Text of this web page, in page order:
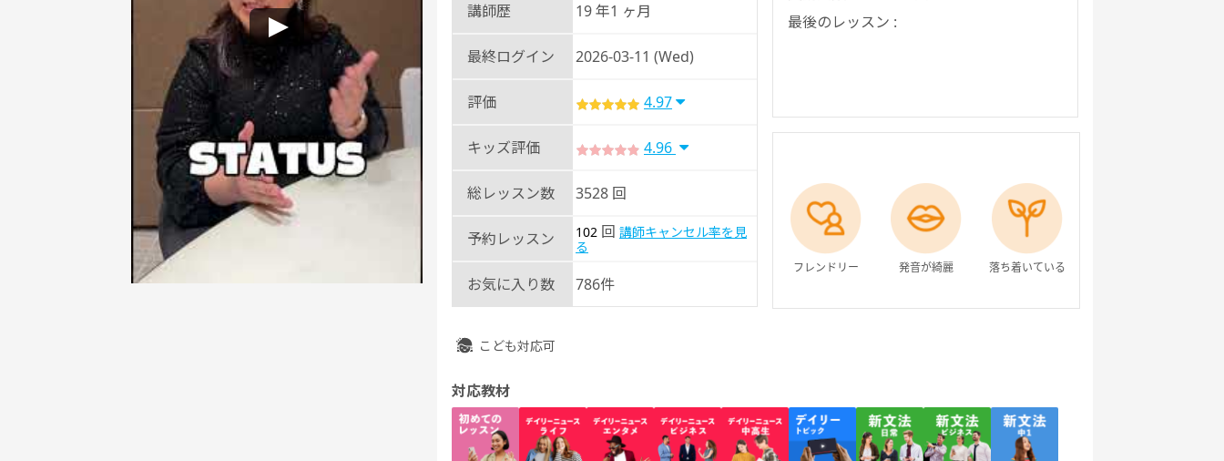
講師歴 19 年1 ヶ月
最終ログイン 2026-03-11 (Wed)
評価 4.97
キッズ評価 4.96
総レッスン数 3528 回
予約レッスン 102 回 講師キャンセル率を見
る
お気に入り数 786件
最後のレッスン :
フレンドリー 発音が綺麗 落ち着いている
こども対応可
対応教材